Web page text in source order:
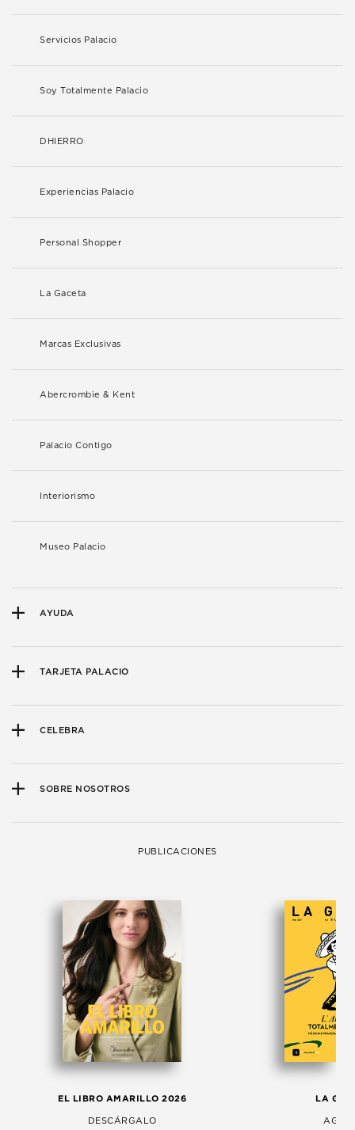
Servicios Palacio
Soy Totalmente Palacio
DHIERRO
Experiencias Palacio
Personal Shopper
La Gaceta
Marcas Exclusivas
Abercrombie & Kent
Palacio Contigo
Interiorismo
Museo Palacio
AYUDA
TARJETA PALACIO
CELEBRA
SOBRE NOSOTROS
PUBLICACIONES
EL LIBRO AMARILLO 2026
DESCÁRGALO
LA